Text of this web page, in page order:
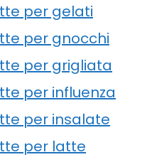
per gelati
per gnocchi
per grigliata
per influenza
per insalate
per latte